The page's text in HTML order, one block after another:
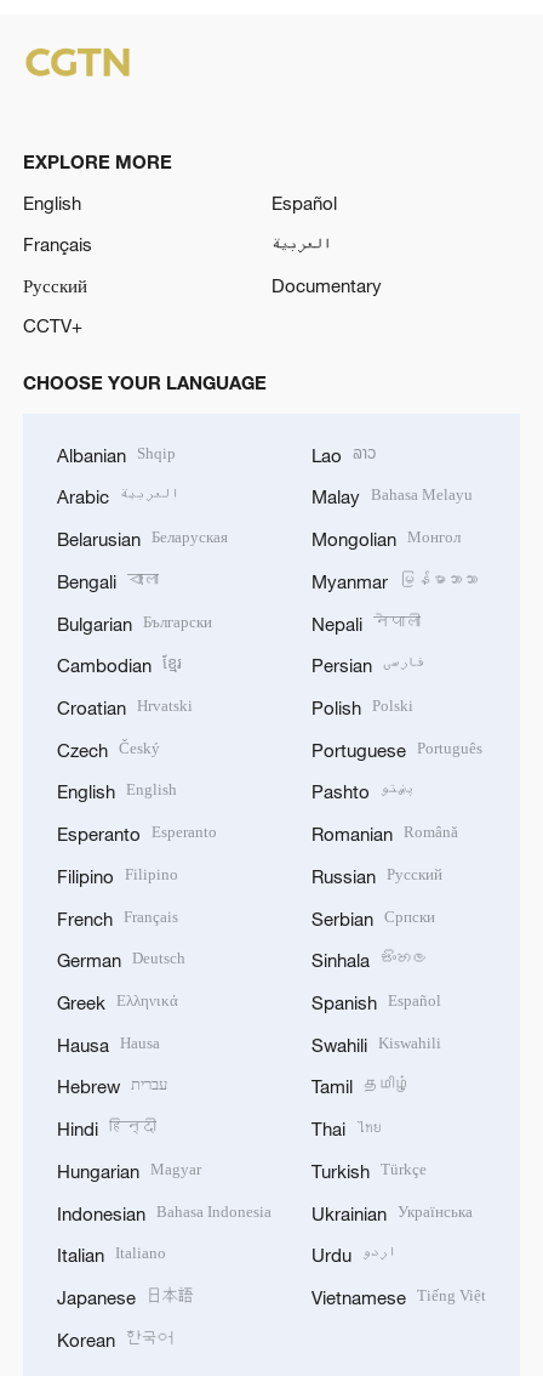
EXPLORE MORE
English
Español
Français
العربية
Русский
Documentary
CCTV+
CHOOSE YOUR LANGUAGE
Albanian Shqip
Arabic العربية
Belarusian Беларуская
Bengali বাংলা
Bulgarian Български
Cambodian ខ្មែរ
Croatian Hrvatski
Czech Český
English English
Esperanto Esperanto
Filipino Filipino
French Français
German Deutsch
Greek Ελληνικά
Hausa Hausa
Hebrew עברית
Hindi हिन्दी
Hungarian Magyar
Indonesian Bahasa Indonesia
Italian Italiano
Japanese 日本語
Korean 한국어
Lao ລາວ
Malay Bahasa Melayu
Mongolian Монгол
Myanmar မြန်မာဘာသာ
Nepali नेपाली
Persian فارسی
Polish Polski
Portuguese Português
Pashto پښتو
Romanian Română
Russian Русский
Serbian Српски
Sinhala සිංහල
Spanish Español
Swahili Kiswahili
Tamil தமிழ்
Thai ไทย
Turkish Türkçe
Ukrainian Українська
Urdu اردو
Vietnamese Tiếng Việt